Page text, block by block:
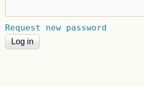
Request new password